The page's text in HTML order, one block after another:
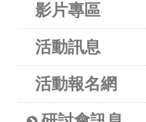
影片專區
活動訊息
活動報名網